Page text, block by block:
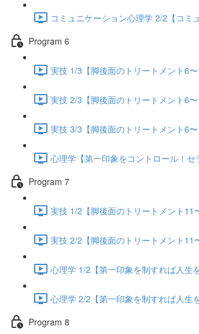
コミュニケーション心理学 2/2【コミ
Program 6
実技 1/3【脚後面のトリートメント6
実技 2/3【脚後面のトリートメント6
実技 3/3【脚後面のトリートメント6
心理学【第一印象をコントロール！
Program 7
実技 1/2【脚後面のトリートメント11
実技 2/2【脚後面のトリートメント11
心理学 1/2【第一印象を制すれば人生
心理学 2/2【第一印象を制すれば人生
Program 8